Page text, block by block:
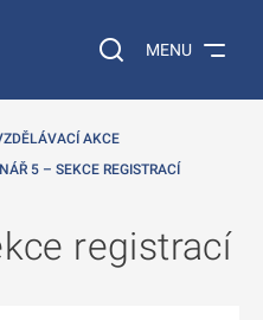
Vyhledávání na
MENU
AKCE
5 – SEKCE REGISTRACÍ
registrací